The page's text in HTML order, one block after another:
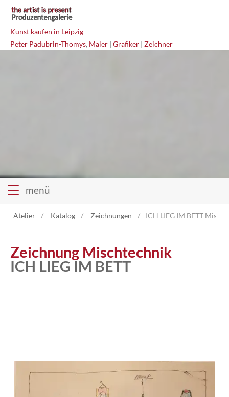
Kunst kaufen in Leipzig
Peter Padubrin-Thomys, Maler | Grafiker | Zeichner
menü
Katalog
Atelier Katalog Zeichnungen ICH LIEG IM BETT
Zeichnung Mischtechnik
ICH LIEG IM BETT